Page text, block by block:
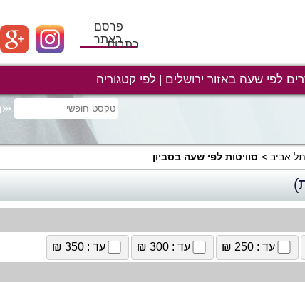
פרסם
באתרכתבות
לפי שעה באזור ירושלים לפי קטגוריה
אביב סוויטות לפי שעה בסביון
עד : 250 ₪ עד : 300 ₪ עד : 350 ₪